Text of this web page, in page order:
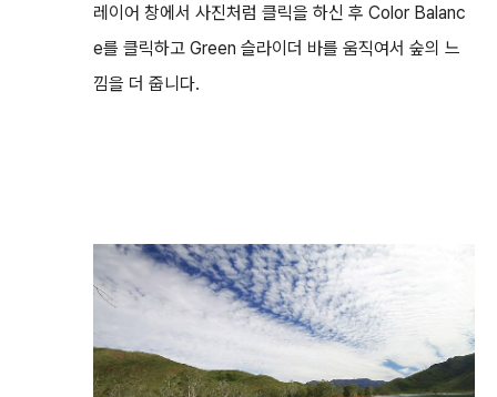
레이어 창에서 사진처럼 클릭을 하신 후 Color Balanc
e를 클릭하고 Green 슬라이더 바를 움직여서 숲의 느
낌을 더 줍니다.